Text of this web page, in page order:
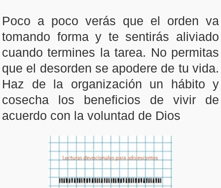
Poco a poco verás que el orden va
tomando forma y te sentirás aliviado
cuando termines la tarea. No permitas
que el desorden se apodere de tu vida.
Haz de la organización un hábito y
cosecha los beneficios de vivir de
acuerdo con la voluntad de Dios